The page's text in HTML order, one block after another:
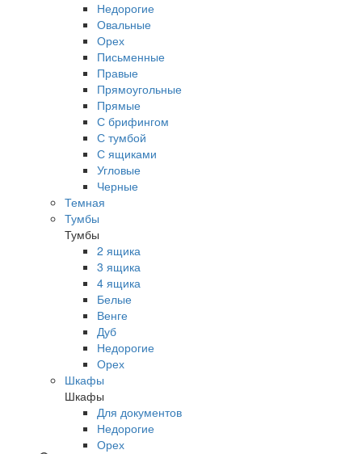
Недорогие
Овальные
Орех
Письменные
Правые
Прямоугольные
Прямые
С брифингом
С тумбой
С ящиками
Угловые
Черные
Темная
Тумбы
Тумбы
2 ящика
3 ящика
4 ящика
Белые
Венге
Дуб
Недорогие
Орех
Шкафы
Шкафы
Для документов
Недорогие
Орех